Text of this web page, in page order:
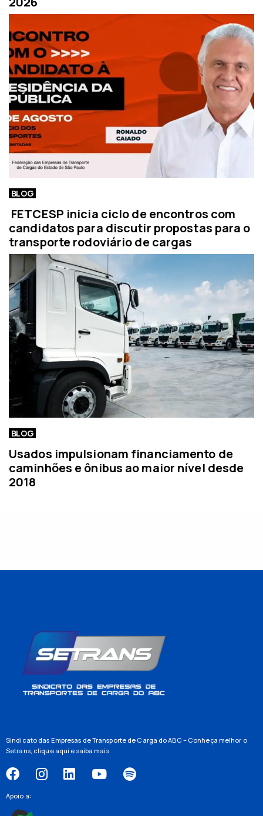
BLOG
FETCESP inicia ciclo de encontros com
candidatos para discutir propostas para o
transporte rodoviário de cargas
BLOG
Usados impulsionam financiamento de
caminhões e ônibus ao maior nível desde
2018
Sindicato das Empresas de Transporte de Carga do ABC – Conheça melhor o
Setrans, clique aqui e saiba mais.
Apoio a: